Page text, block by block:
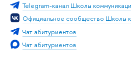
Telegram-канал Школы
Официальное сообщество Школы
Чат абитуриентов
Чат абитуриентов